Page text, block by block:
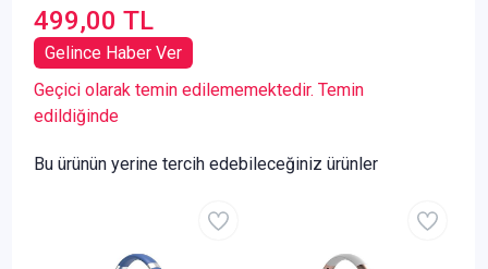
499,00 TL
Gelince Haber Ver
Geçici olarak temin edilememektedir. Temin
edildiğinde
Bu ürünün yerine tercih edebileceğiniz ürünler